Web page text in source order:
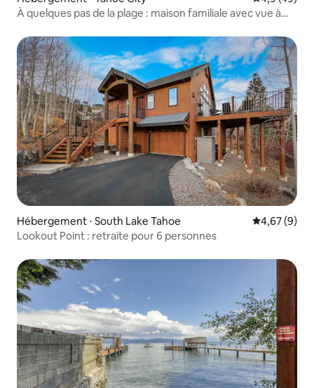
À quelques pas de la plage : maison familiale avec vue à
Hébergement ⋅ South Lake Tahoe Évaluation
4,67 (9)
Lookout Point : retraite pour 6 personnes